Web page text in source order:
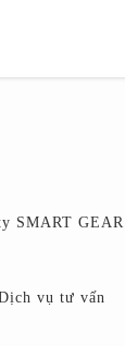
SMART GEAR
vụ tư vấn